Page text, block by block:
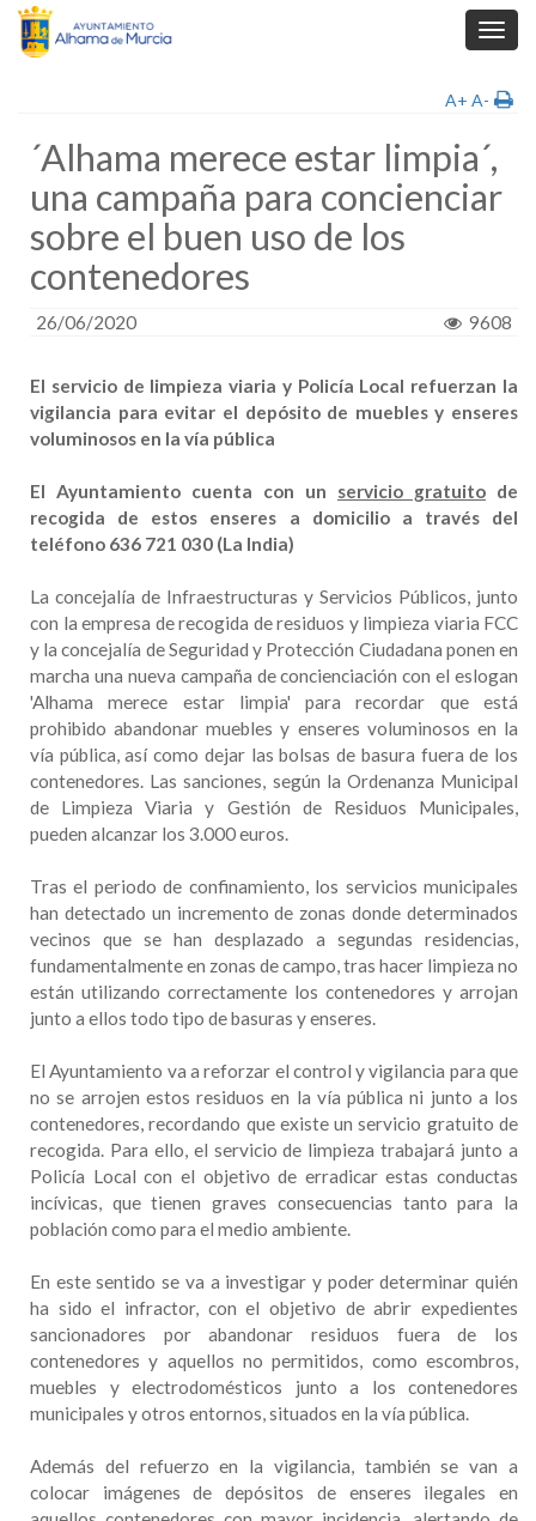
A+ A-
´Alhama merece estar limpia´,
una campaña para concienciar
sobre el buen uso de los
contenedores
26/06/2020 9608
El servicio de limpieza viaria y Policía Local refuerzan la
vigilancia para evitar el depósito de muebles y enseres
voluminosos en la vía pública
El Ayuntamiento cuenta con un servicio gratuito de
recogida de estos enseres a domicilio a través del
teléfono 636 721 030 (La India)
La concejalía de Infraestructuras y Servicios Públicos, junto
con la empresa de recogida de residuos y limpieza viaria FCC
y la concejalía de Seguridad y Protección Ciudadana ponen en
marcha una nueva campaña de concienciación con el eslogan
'Alhama merece estar limpia' para recordar que está
prohibido abandonar muebles y enseres voluminosos en la
vía pública, así como dejar las bolsas de basura fuera de los
contenedores. Las sanciones, según la Ordenanza Municipal
de Limpieza Viaria y Gestión de Residuos Municipales,
pueden alcanzar los 3.000 euros.
Tras el periodo de confinamiento, los servicios municipales
han detectado un incremento de zonas donde determinados
vecinos que se han desplazado a segundas residencias,
fundamentalmente en zonas de campo, tras hacer limpieza no
están utilizando correctamente los contenedores y arrojan
junto a ellos todo tipo de basuras y enseres.
El Ayuntamiento va a reforzar el control y vigilancia para que
no se arrojen estos residuos en la vía pública ni junto a los
contenedores, recordando que existe un servicio gratuito de
recogida. Para ello, el servicio de limpieza trabajará junto a
Policía Local con el objetivo de erradicar estas conductas
incívicas, que tienen graves consecuencias tanto para la
población como para el medio ambiente.
En este sentido se va a investigar y poder determinar quién
ha sido el infractor, con el objetivo de abrir expedientes
sancionadores por abandonar residuos fuera de los
contenedores y aquellos no permitidos, como escombros,
muebles y electrodomésticos junto a los contenedores
municipales y otros entornos, situados en la vía pública.
Además del refuerzo en la vigilancia, también se van a
colocar imágenes de depósitos de enseres ilegales en